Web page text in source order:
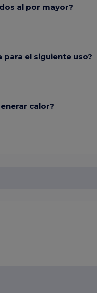
al por mayor?
para el siguiente uso?
calor?